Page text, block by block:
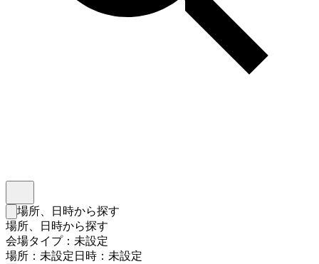
検索フォームを閉じる
場所、日時から探す
場所、日時から探す
会場タイプ：未設定
場所：未設定日時：未設定